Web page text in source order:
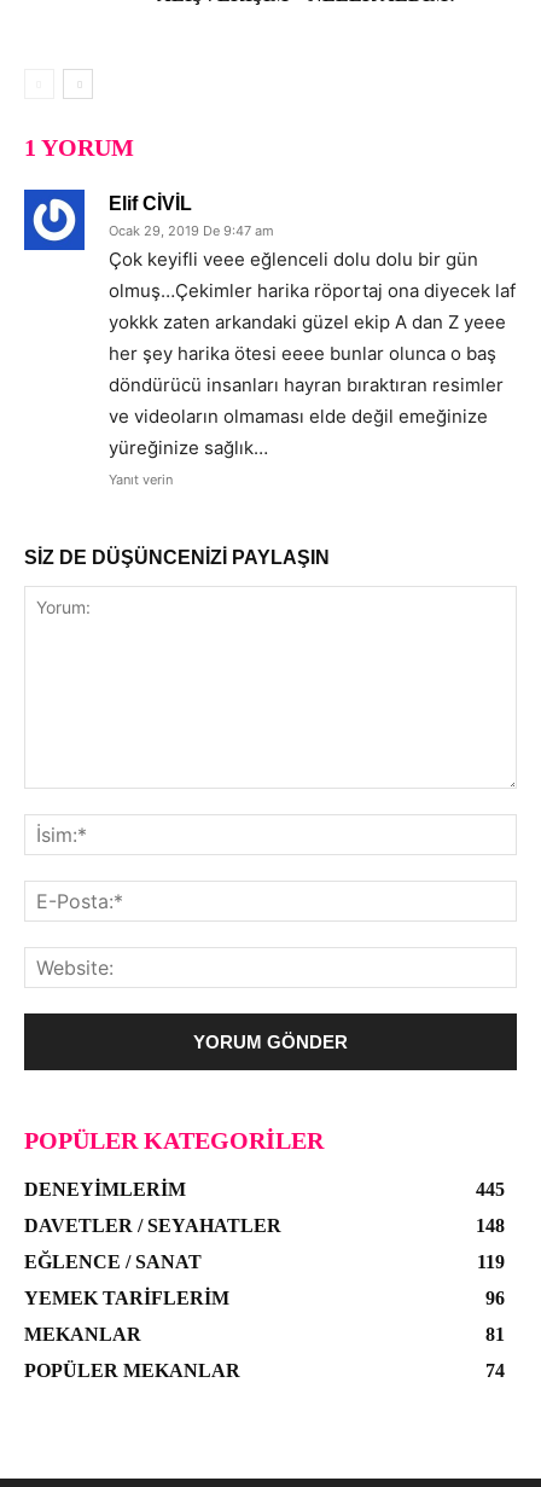
1 YORUM
Elif CİVİL
Ocak 29, 2019 De 9:47 am
Çok keyifli veee eğlenceli dolu dolu bir gün
olmuş…Çekimler harika röportaj ona diyecek laf
yokkk zaten arkandaki güzel ekip A dan Z yeee
her şey harika ötesi eeee bunlar olunca o baş
döndürücü insanları hayran bıraktıran resimler
ve videoların olmaması elde değil emeğinize
yüreğinize sağlık…
Yanıt verin
SİZ DE DÜŞÜNCENİZİ PAYLAŞIN
POPÜLER KATEGORILER
DENEYIMLERIM
445
DAVETLER / SEYAHATLER
148
EĞLENCE / SANAT
119
YEMEK TARIFLERIM
96
MEKANLAR
81
POPÜLER MEKANLAR
74